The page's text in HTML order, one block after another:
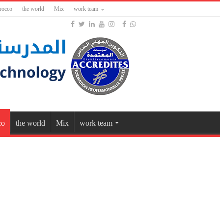
the world Mix work team
the world Mix work team